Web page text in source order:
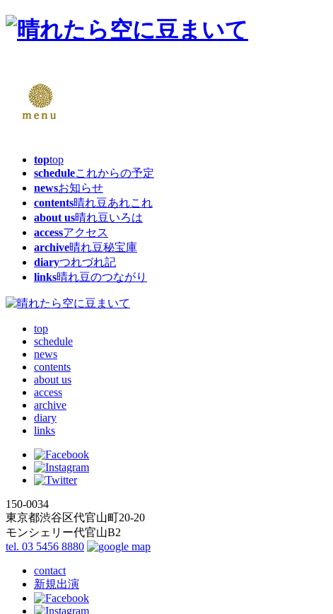
toptop
scheduleこれからの予定
newsお知らせ
contents晴れ豆あれこれ
about us晴れ豆いろは
accessアクセス
archive晴れ豆秘宝庫
diaryつれづれ記
links晴れ豆のつながり
top
schedule
news
contents
about us
access
archive
diary
links
150-0034
東京都渋谷区代官山町20-20
モンシェリー代官山B2
tel. 03 5456 8880
contact
新規出演